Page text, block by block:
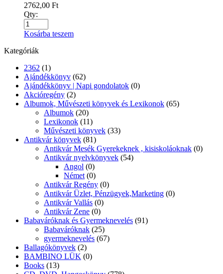
2762,00 Ft
Qty:
Kosárba teszem
Kategóriák
2362 (1)
Ajándékkönyv (62)
Ajándékkönyv | Napi gondolatok (0)
Akcióregény (2)
Albumok, Művészeti könyvek és Lexikonok (65)
Albumok (20)
Lexikonok (11)
Művészeti könyvek (33)
Antikvár könyvek (81)
Antikvár Mesék Gyerekeknek , kisiskoláoknak (0)
Antikvár nyelvkönyvek (54)
Angol (0)
Német (0)
Antikvár Regény (0)
Antikvár Üzlet, Pénzügyek,Marketing (0)
Antikvár Vallás (0)
Antikvár Zene (0)
Babaváróknak és Gyermeknevelés (91)
Babaváróknak (25)
gyermeknevelés (67)
Ballagókönyvek (2)
BAMBINO LÜK (0)
Books (13)